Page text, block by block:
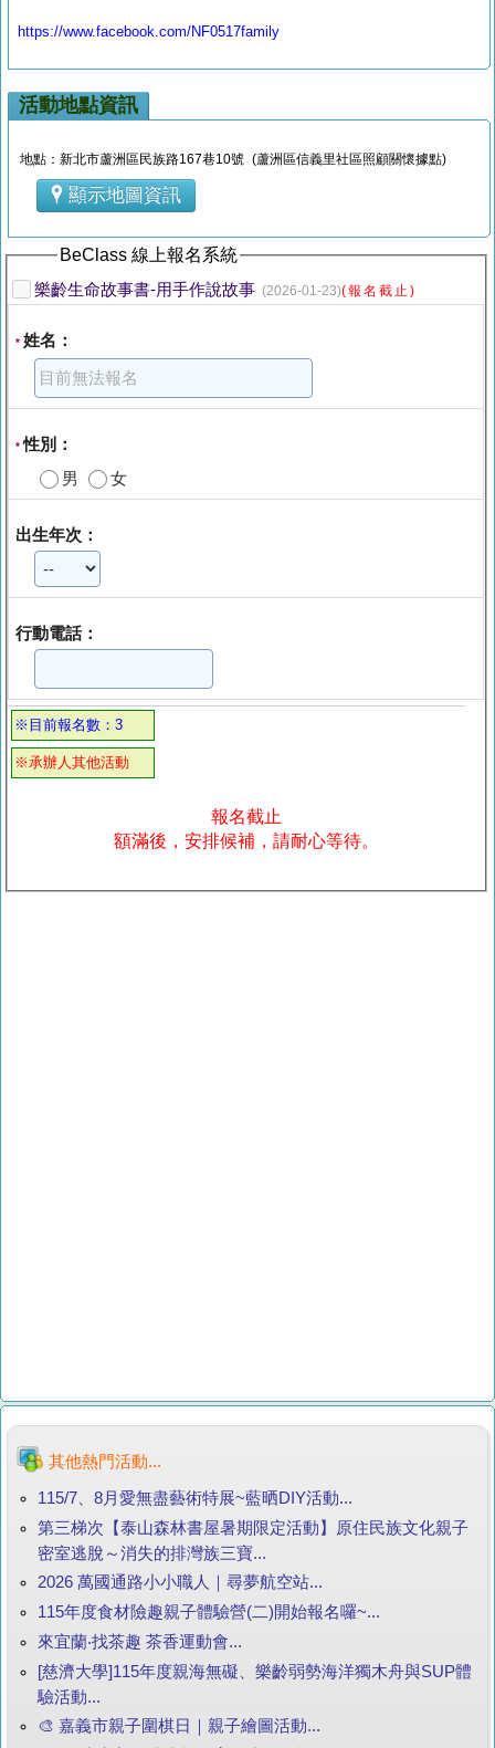
https://www.facebook.com/NF0517family
活動地點資訊
地點：新北市蘆洲區民族路167巷10號 (蘆洲區信義里社區照顧關懷據點)
顯示地圖資訊
BeClass 線上報名系統
樂齡生命故事書-用手作說故事 (2026-01-23)(報名截止)
* 姓名：
*性別：
男
女
出生年次：
行動電話：
※目前報名數：3
※承辦人其他活動
報名截止
額滿後，安排候補，請耐心等待。
其他熱門活動...
115/7、8月愛無盡藝術特展~藍晒DIY活動...
第三梯次【泰山森林書屋暑期限定活動】原住民族文化親子
密室逃脫～消失的排灣族三寶...
2026 萬國通路小小職人｜尋夢航空站...
115年度食材險趣親子體驗營(二)開始報名囉~...
來宜蘭‧找茶趣 茶香運動會...
[慈濟大學]115年度親海無礙、樂齡弱勢海洋獨木舟與SUP體
驗活動...
🎨 嘉義市親子圍棋日｜親子繪圖活動...